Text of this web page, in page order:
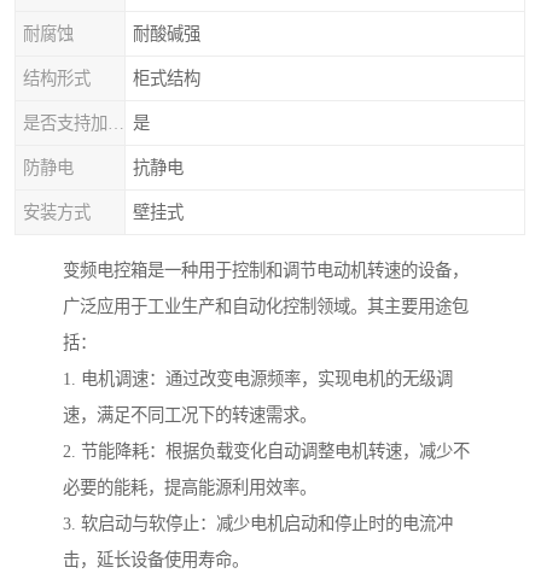
耐腐蚀 耐酸碱强
结构形式 柜式结构
是
防静电 抗静电
安装方式 壁挂式
变频电控箱是一种用于控制和调节电动机转速的设备，
广泛应用于工业生产和自动化控制领域。其主要用途包
括：
1. 电机调速：通过改变电源频率，实现电机的无级调
速，满足不同工况下的转速需求。
2. 节能降耗：根据负载变化自动调整电机转速，减少不
必要的能耗，提高能源利用效率。
3. 软启动与软停止：减少电机启动和停止时的电流冲
击，延长设备使用寿命。